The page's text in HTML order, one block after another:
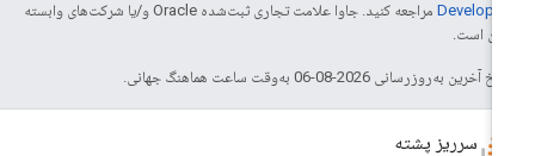
مراجعه کنید. جاوا علامت تجاری ثبت‌شده Oracle و/یا شرکت‌های وابسته
آن است.
آخرین به‌روزرسانی 2026-08-06 به‌وقت ساعت هماهنگ جهانی.
سرریز پشته